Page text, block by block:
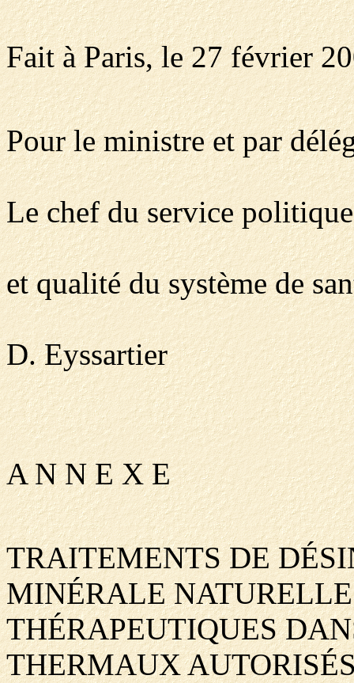
Fait à Paris, le 27 février
Pour le ministre et par
Le chef du service
et qualité du système de
D. Eyssartier
A N N E X E
TRAITEMENTS DE
MINÉRALE
THÉRAPEUTIQUES
THERMAUX